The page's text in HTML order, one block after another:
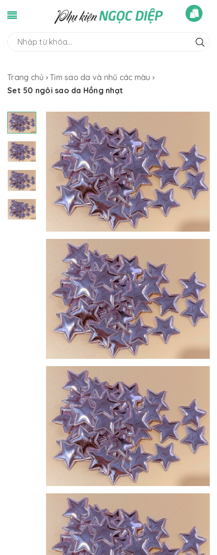
Trang chủ
Tim sao da và nhũ các màu
Set 50 ngôi sao da Hồng nhạt